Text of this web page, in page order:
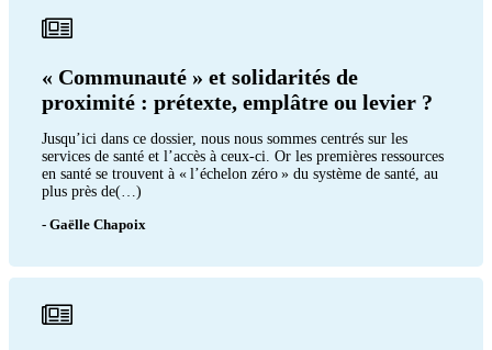
« Communauté » et solidarités de
proximité : prétexte, emplâtre ou levier ?
Jusqu’ici dans ce dossier, nous nous sommes centrés sur les
services de santé et l’accès à ceux-ci. Or les premières ressources
en santé se trouvent à « l’échelon zéro » du système de santé, au
plus près de(…)
- Gaëlle Chapoix